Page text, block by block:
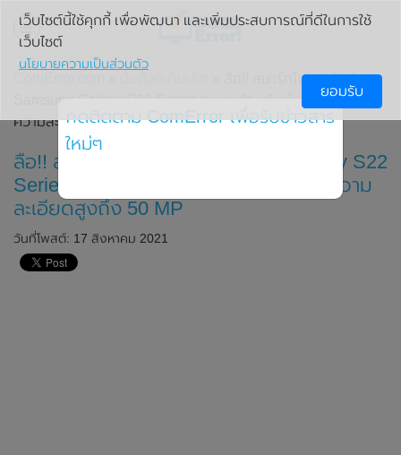
» ลือ!! สมาร์ทโฟนรุ่นใหม่
Samsung Galaxy S22 Series จะมาพร้อมกับเซ็นเซอร์ RGBW
ความละเอียดสูงถึง 50 MP
ลือ!! สมาร์ทโฟนรุ่นใหม่ Samsung Galaxy S22
Series จะมาพร้อมกับเซ็นเซอร์ RGBW ความ
ละเอียดสูงถึง 50 MP
วันที่โพสต์: 17 สิงหาคม 2021
เว็บไซต์นี้ใช้คุกกี้ เพื่อพัฒนา และเพิ่มประสบการณ์ที่ดีในการใช้
เว็บไซต์
นโยบายความเป็นส่วนตัว
ยอมรับ
กดติดตาม ComError เพื่อรับข่าวสาร
ใหม่ๆ